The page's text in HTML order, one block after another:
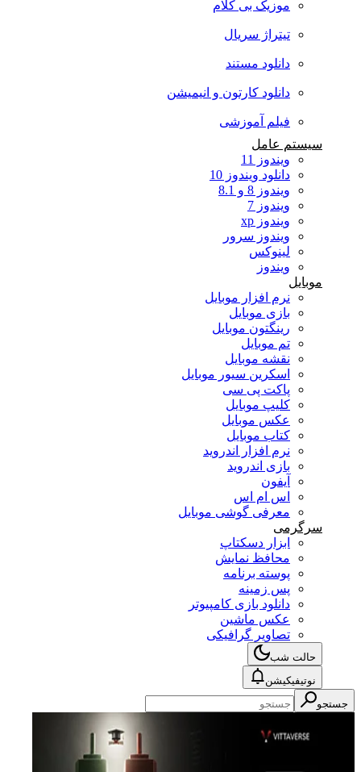
موزیک بی کلام
تیتراژ سریال
دانلود مستند
دانلود کارتون و انیمیشن
فیلم آموزشی
سیستم عامل
ویندوز 11
دانلود ویندوز 10
ویندوز 8 و 8.1
ویندوز 7
ویندوز xp
ویندوز سرور
لینوکس
ویندوز
موبایل
نرم افزار موبایل
بازی موبایل
رینگتون موبایل
تم موبایل
نقشه موبایل
اسکرین سیور موبایل
پاکت پی سی
کلیپ موبایل
عکس موبایل
کتاب موبایل
نرم افزار اندروید
بازی اندروید
آیفون
اس ام اس
معرفی گوشی موبایل
سرگرمی
ابزار دسکتاپ
محافظ نمایش
پوسته برنامه
پس زمینه
دانلود بازی کامپیوتر
عکس ماشین
تصاویر گرافیکی
حالت شب
نوتیفیکیشن
جستجو